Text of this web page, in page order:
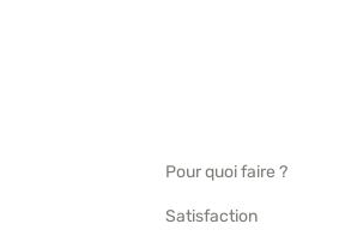
Pour quoi faire ?
Satisfaction